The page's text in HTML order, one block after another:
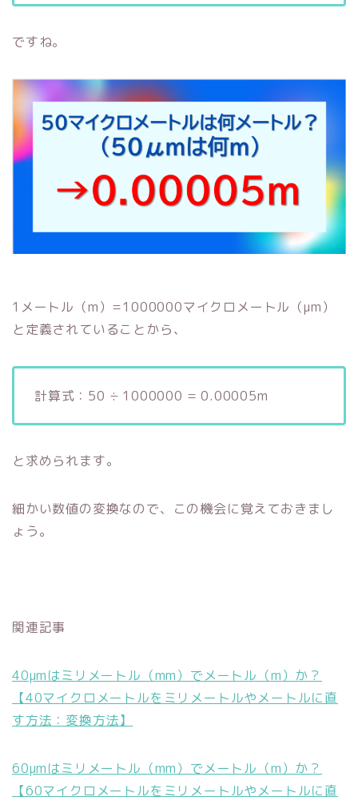
ですね。
1メートル（m）=1000000マイクロメートル（μm）
と定義されていることから、
計算式：50 ÷ 1000000 = 0.00005m
と求められます。
細かい数値の変換なので、この機会に覚えておきまし
ょう。
関連記事
40μmはミリメートル（mm）でメートル（m）か？
【40マイクロメートルをミリメートルやメートルに直
す方法：変換方法】
60μmはミリメートル（mm）でメートル（m）か？
【60マイクロメートルをミリメートルやメートルに直